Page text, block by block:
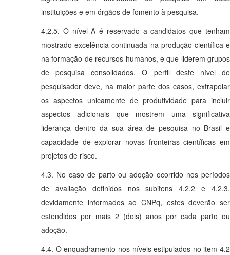
instituições e em órgãos de fomento à pesquisa.
4.2.5. O nível A é reservado a candidatos que tenham
mostrado excelência continuada na produção científica e
na formação de recursos humanos, e que liderem grupos
de pesquisa consolidados. O perfil deste nível de
pesquisador deve, na maior parte dos casos, extrapolar
os aspectos unicamente de produtividade para incluir
aspectos adicionais que mostrem uma significativa
liderança dentro da sua área de pesquisa no Brasil e
capacidade de explorar novas fronteiras científicas em
projetos de risco.
4.3. No caso de parto ou adoção ocorrido nos períodos
de avaliação definidos nos subitens 4.2.2 e 4.2.3,
devidamente informados ao CNPq, estes deverão ser
estendidos por mais 2 (dois) anos por cada parto ou
adoção.
4.4. O enquadramento nos níveis estipulados no item 4.2